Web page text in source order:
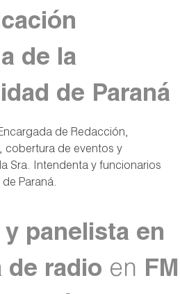
de la
de Paraná
de Redacción,
cobertura de eventos y
Sra. Intendenta y funcionarios
Paraná.
panelista en
de radio en FM